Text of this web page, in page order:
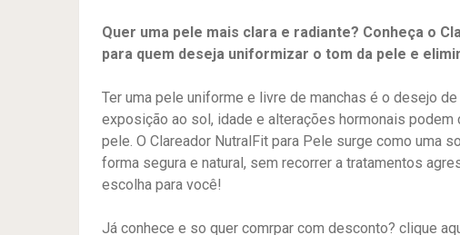
Quer uma pele mais clara e radiante? Conheça o
para quem deseja uniformizar o tom da pele e
Ter uma pele uniforme e livre de manchas é o desejo
exposição ao sol, idade e alterações hormonais
pele. O Clareador NutralFit para Pele surge como uma
forma segura e natural, sem recorrer a tratamentos
escolha para você!
Já conhece e so quer comrpar com desconto? clique